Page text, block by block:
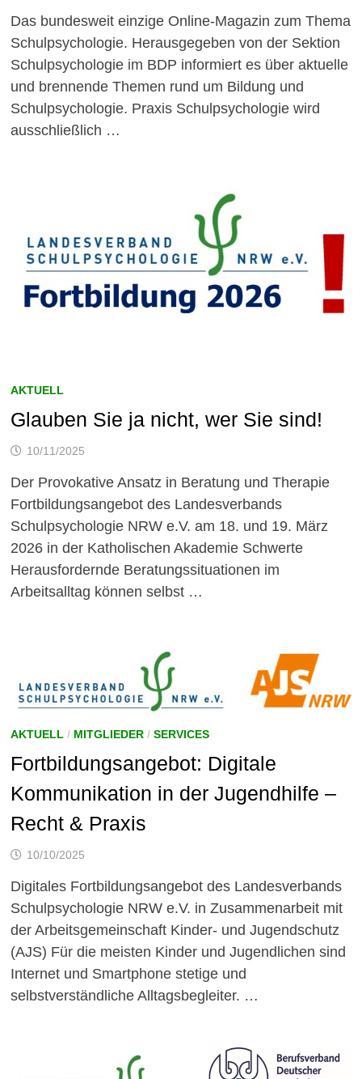
Das bundesweit einzige Online-Magazin zum Thema
Schulpsychologie. Herausgegeben von der Sektion
Schulpsychologie im BDP informiert es über aktuelle
und brennende Themen rund um Bildung und
Schulpsychologie. Praxis Schulpsychologie wird
ausschließlich …
AKTUELL
Glauben Sie ja nicht, wer Sie sind!
10/11/2025
Der Provokative Ansatz in Beratung und Therapie
Fortbildungsangebot des Landesverbands
Schulpsychologie NRW e.V. am 18. und 19. März
2026 in der Katholischen Akademie Schwerte
Herausfordernde Beratungssituationen im
Arbeitsalltag können selbst …
AKTUELL/ MITGLIEDER/ SERVICES
Fortbildungsangebot: Digitale
Kommunikation in der Jugendhilfe –
Recht & Praxis
10/10/2025
Digitales Fortbildungsangebot des Landesverbands
Schulpsychologie NRW e.V. in Zusammenarbeit mit
der Arbeitsgemeinschaft Kinder- und Jugendschutz
(AJS) Für die meisten Kinder und Jugendlichen sind
Internet und Smartphone stetige und
selbstverständliche Alltagsbegleiter. …